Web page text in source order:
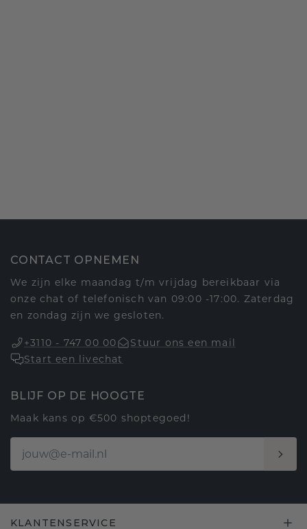
CONTACT OPNEMEN
We zijn elke maandag t/m vrijdag bereikbaar via
onze chat of telefonisch van 09:00 -17:00. Zaterdag
en zondag zijn we gesloten.
+3110 - 747 00 00
Stuur ons een mail
Start een livechat
BLIJF OP DE HOOGTE
Maak kans op €500 shoptegoed!
KLANTENSERVICE